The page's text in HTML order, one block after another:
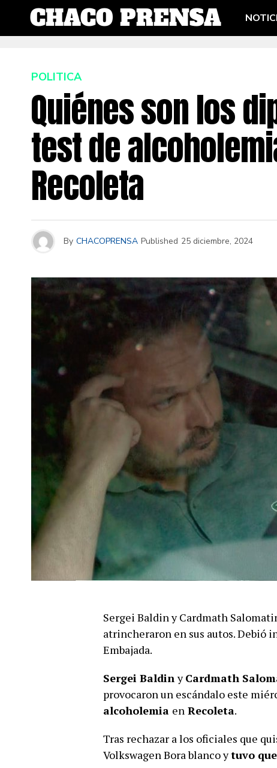
POLITICA
Quiénes son los
test de
Recoleta
By CHACOPRENSA Published 25 diciembre, 2024
Sergei Baldin y Cardmath
atrincheraron en sus autos. Debió
Embajada.
Sergei BaldinyCardmath
provocaron un escándalo este
alcoholemia en Recoleta.
Tras rechazar a los oficiales que
Volkswagen Bora blanco ytuvo